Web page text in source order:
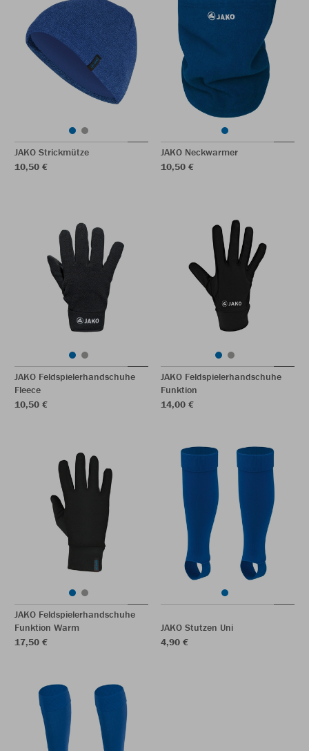
JAKO Strickmütze
10,50 €
JAKO Neckwarmer
10,50 €
JAKO Feldspielerhandschuhe
Fleece
10,50 €
JAKO Feldspielerhandschuhe
Funktion
14,00 €
JAKO Feldspielerhandschuhe
Funktion Warm
17,50 €
JAKO Stutzen Uni
4,90 €